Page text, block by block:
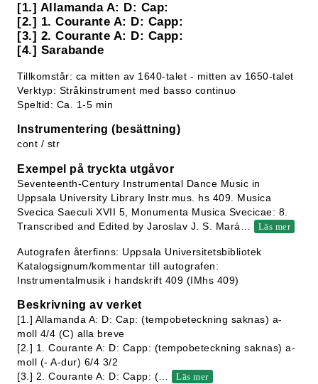
[1.] Allamanda A: D: Cap:
[2.] 1. Courante A: D: Capp:
[3.] 2. Courante A: D: Capp:
[4.] Sarabande
Tillkomstår: ca mitten av 1640-talet - mitten av 1650-talet
Verktyp: Stråkinstrument med basso continuo
Speltid: Ca. 1-5 min
Instrumentering (besättning)
cont / str
Exempel på tryckta utgåvor
Seventeenth-Century Instrumental Dance Music in
Uppsala University Library Instr.mus. hs 409. Musica
Svecica Saeculi XVII 5, Monumenta Musica Svecicae: 8.
Transcribed and Edited by Jaroslav J. S. Mará
Läs mer
Autografen återfinns: Uppsala Universitetsbibliotek
Katalogsignum/kommentar till autografen:
Instrumentalmusik i handskrift 409 (IMhs 409)
Beskrivning av verket
[1.] Allamanda A: D: Cap: (tempobeteckning saknas) a-
moll 4/4 (C) alla breve
[2.] 1. Courante A: D: Capp: (tempobeteckning saknas) a-
moll (- A-dur) 6/4 3/2
[3.] 2. Courante A: D: Capp: (
Läs mer